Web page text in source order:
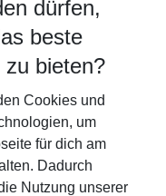
dürfen,
beste
zu bieten?
Cookies und
um
für dich am
Dadurch
Nutzung unserer